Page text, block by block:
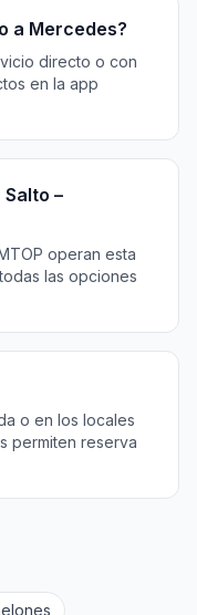
a Mercedes?
directo o con
en la app
–
operan esta
las opciones
o en los locales
permiten reserva